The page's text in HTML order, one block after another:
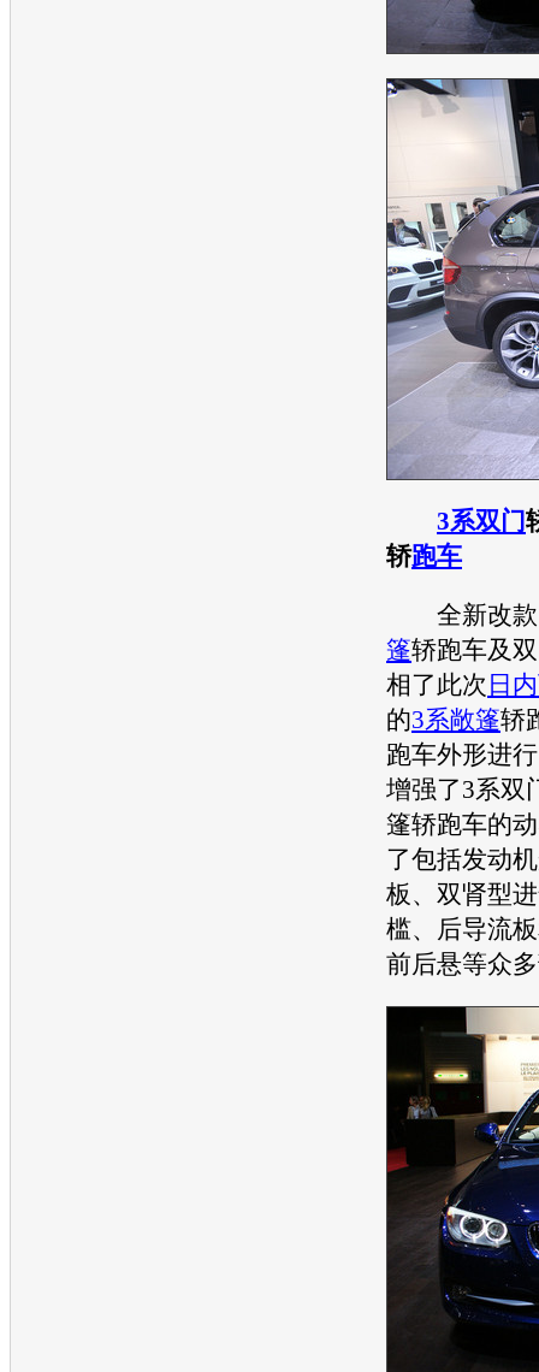
3系双门
轿跑车
全新改款
篷轿跑车及
相了此次 日
的3系敞篷轿
跑车外形进
增强了3系双
篷轿跑车的
了包括发动机
板、双肾型
槛、后导流
前后悬等众